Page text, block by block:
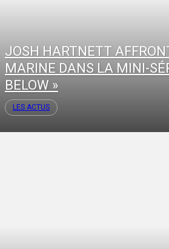
JOSH HARTNETT
MARINE DANS LA MINI-
BELOW »
LES ACTUS